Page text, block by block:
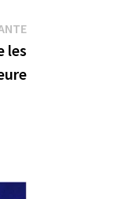
Publication
suivante :
les